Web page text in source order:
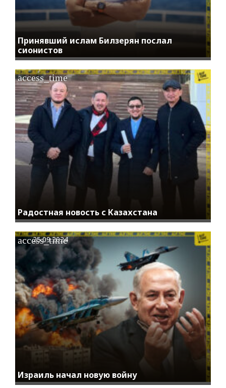
Принявший ислам Билзерян послал
сионистов
Радостная новость с Казахстана
access_time
Израиль начал новую войну
access_time
25.09.2024